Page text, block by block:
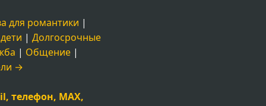
для романтики |
| Долгосрочные
| Общение|
→
телефон, MAX,